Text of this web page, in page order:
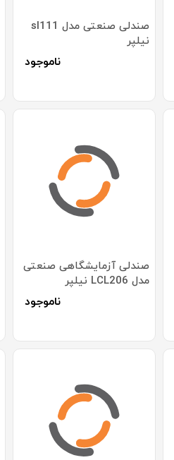
صندلی صنعتی مدل sl111
نیلپر
ناموجود
صندلی آزمایشگاهی صنعتی
مدل LCL206 نیلپر
ناموجود